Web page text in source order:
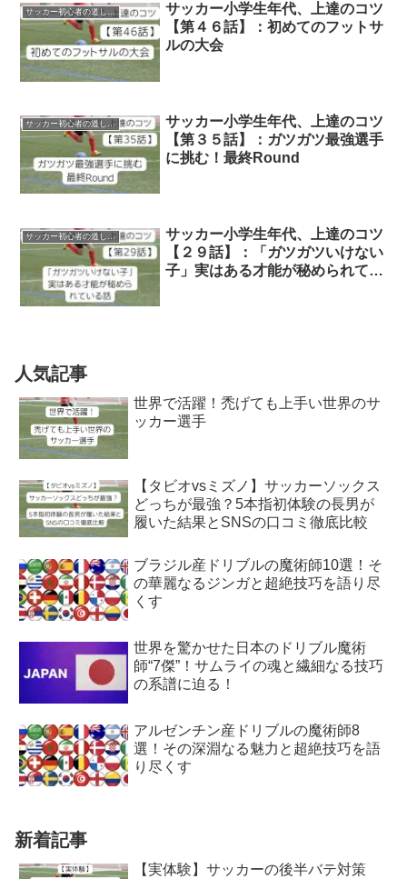
サッカー初心者の道しるべ
サッカー小学生年代、上達のコツ
【第４６話】：初めてのフットサ
ルの大会
サッカー初心者の道しるべ
サッカー小学生年代、上達のコツ
【第３５話】：ガツガツ最強選手
に挑む！最終Round
サッカー初心者の道しるべ
サッカー小学生年代、上達のコツ
【２９話】：「ガツガツいけない
子」実はある才能が秘められてい
人気記事
世界で活躍！禿げても上手い世界のサ
ッカー選手
【タビオvsミズノ】サッカーソックス
どっちが最強？5本指初体験の長男が
履いた結果とSNSの口コミ徹底比較
ブラジル産ドリブルの魔術師10選！そ
の華麗なるジンガと超絶技巧を語り尽
くす
世界を驚かせた日本のドリブル魔術
師“7傑”！サムライの魂と繊細なる技巧
の系譜に迫る！
アルゼンチン産ドリブルの魔術師8
選！その深淵なる魅力と超絶技巧を語
り尽くす
新着記事
【実体験】サッカーの後半バテ対策